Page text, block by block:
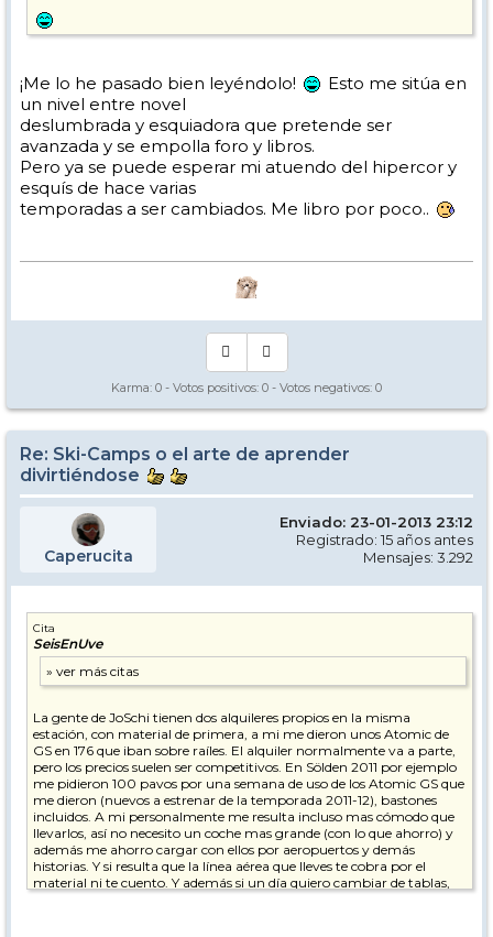
¡Me lo he pasado bien leyéndolo!
Esto me sitúa en
un nivel entre novel
deslumbrada y esquiadora que pretende ser
avanzada y se empolla foro y libros.
Pero ya se puede esperar mi atuendo del hipercor y
esquís de hace varias
temporadas a ser cambiados. Me libro por poco..
Karma: 0 - Votos positivos: 0 - Votos negativos: 0
Re: Ski-Camps o el arte de aprender
divirtiéndose
Caperucita
Enviado: 23-01-2013 23:12
Registrado: 15 años antes
Mensajes: 3.292
Cita
SeisEnUve
La gente de JoSchi tienen dos alquileres propios en la misma
estación, con material de primera, a mi me dieron unos Atomic de
GS en 176 que iban sobre raíles. El alquiler normalmente va a parte,
pero los precios suelen ser competitivos. En Sölden 2011 por ejemplo
me pidieron 100 pavos por una semana de uso de los Atomic GS que
me dieron (nuevos a estrenar de la temporada 2011-12), bastones
incluidos. A mi personalmente me resulta incluso mas cómodo que
llevarlos, así no necesito un coche mas grande (con lo que ahorro) y
además me ahorro cargar con ellos por aeropuertos y demás
historias. Y si resulta que la línea aérea que lleves te cobra por el
material ni te cuento. Y además si un día quiero cambiar de tablas,